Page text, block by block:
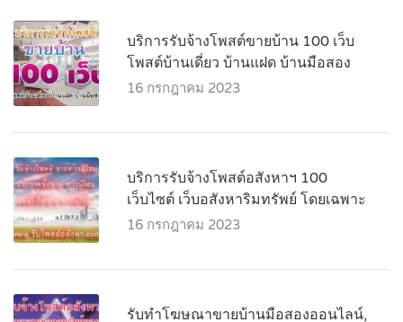
บริการรับจ้างโพสต์ขายบ้าน 100 เว็บ
โพสต์บ้านเดี่ยว บ้านแฝด บ้านมือสอง
16 กรกฎาคม 2023
บริการรับจ้างโพสต์อสังหาฯ 100
เว็บไซต์ เว็บอสังหาริมทรัพย์ โดยเฉพาะ
16 กรกฎาคม 2023
รับทำโฆษณาขายบ้านมือสองออนไลน์,